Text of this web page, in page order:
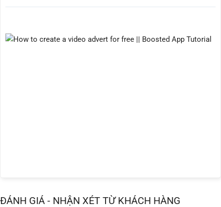
ĐÁNH GIÁ - NHẬN XÉT TỪ KHÁCH HÀNG